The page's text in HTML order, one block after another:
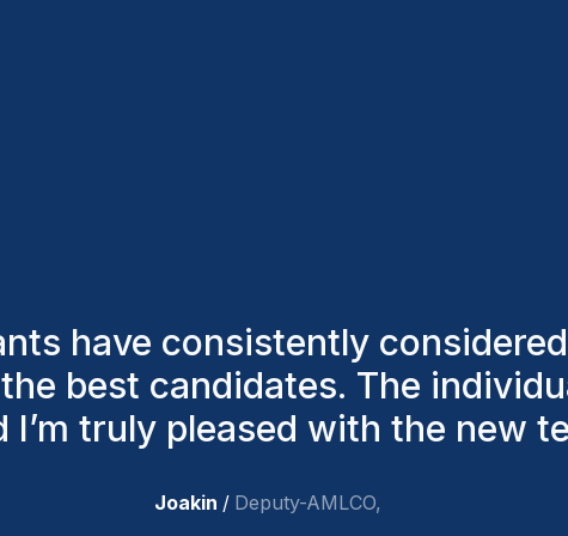
remarkable! In just 3 to 4
Homini offers a smooth and
candidates through multiple
Morgan / HR,